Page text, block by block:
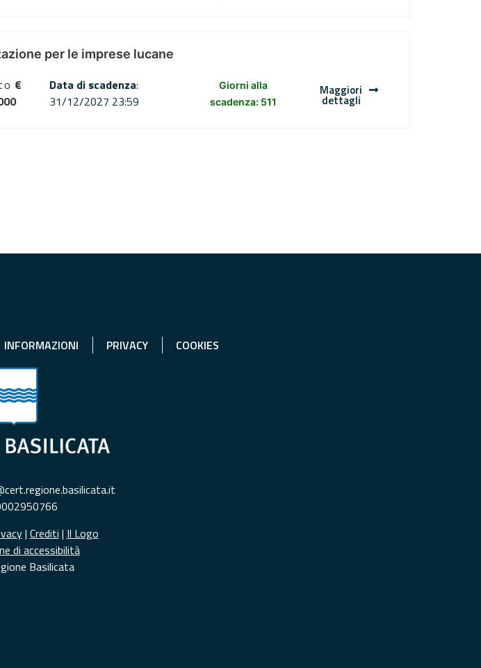
per le imprese lucane
€
Data di scadenza:
31/12/2027 23:59
Giorni alla
scadenza: 511
Maggiori
dettagli
INFORMAZIONI PRIVACY COOKIES
| Crediti | Il Logo
di accessibilità
Basilicata